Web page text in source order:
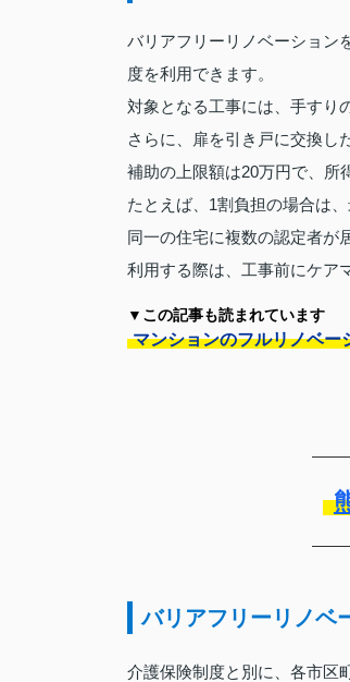
バリアフリーリノベーション
度を利用できます。
対象となる工事には、手すり
さらに、扉を引き戸に交換し
補助の上限額は20万円で、所
たとえば、1割負担の場合は
同一の住宅に複数の認定者が
利用する際は、工事前にケア
▼この記事も読まれています
マンションのフルリノベー
バリアフリーリノベ
介護保険制度と別に、各市区